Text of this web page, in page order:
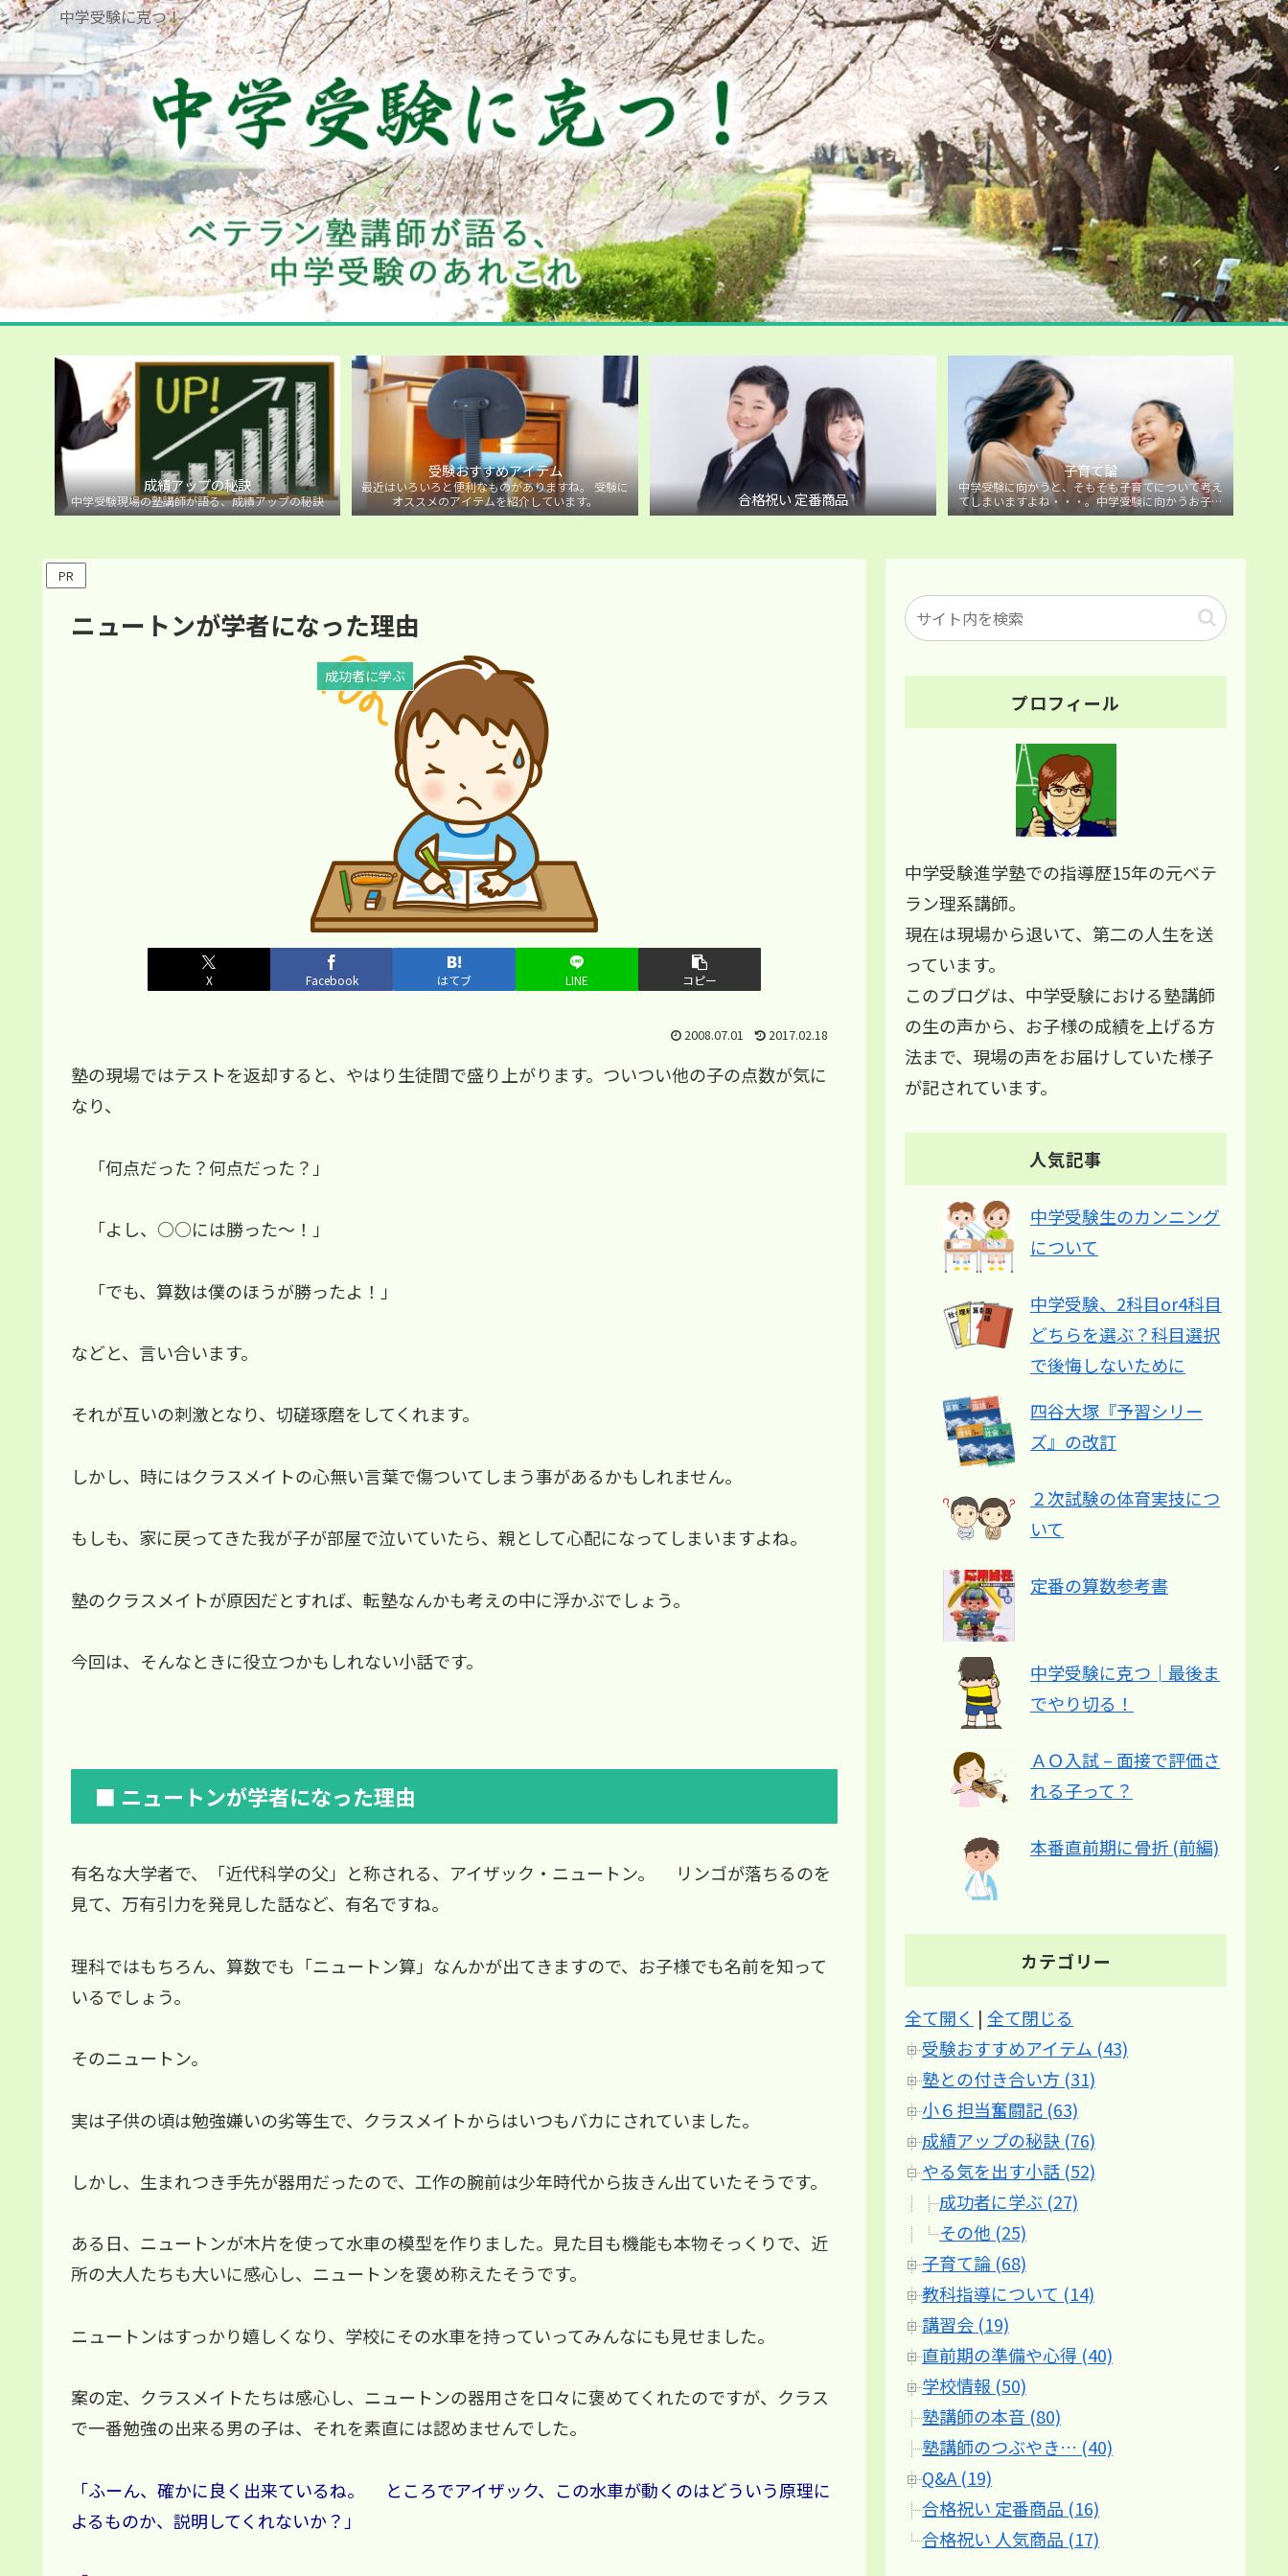
中学受験に克つ！
成績アップの秘訣
中学受験現場の塾講師が語る、成績アップの秘訣
受験おすすめアイテム
最近はいろいろと便利なものがありますね。 受験に
オススメのアイテムを紹介しています。
合格祝い 定番商品
子育て論
中学受験に向かうと、そもそも子育てについて考え
てしまいますよね・・・。中学受験に向かうお子様
を持つ保護者の方に向けた子育て論について。
PR
ニュートンが学者になった理由
成功者に学ぶ
X Facebook はてブ LINE コピー
2008.07.01 2017.02.18
塾の現場ではテストを返却すると、やはり生徒間で盛り上がります。ついつい他の子の点数が気に
なり、
「何点だった？何点だった？」
「よし、○○には勝った～！」
「でも、算数は僕のほうが勝ったよ！」
などと、言い合います。
それが互いの刺激となり、切磋琢磨をしてくれます。
しかし、時にはクラスメイトの心無い言葉で傷ついてしまう事があるかもしれません。
もしも、家に戻ってきた我が子が部屋で泣いていたら、親として心配になってしまいますよね。
塾のクラスメイトが原因だとすれば、転塾なんかも考えの中に浮かぶでしょう。
今回は、そんなときに役立つかもしれない小話です。
■ ニュートンが学者になった理由
有名な大学者で、「近代科学の父」と称される、アイザック・ニュートン。 リンゴが落ちるのを
見て、万有引力を発見した話など、有名ですね。
理科ではもちろん、算数でも「ニュートン算」なんかが出てきますので、お子様でも名前を知って
いるでしょう。
そのニュートン。
実は子供の頃は勉強嫌いの劣等生で、クラスメイトからはいつもバカにされていました。
しかし、生まれつき手先が器用だったので、工作の腕前は少年時代から抜きん出ていたそうです。
ある日、ニュートンが木片を使って水車の模型を作りました。見た目も機能も本物そっくりで、近
所の大人たちも大いに感心し、ニュートンを褒め称えたそうです。
ニュートンはすっかり嬉しくなり、学校にその水車を持っていってみんなにも見せました。
案の定、クラスメイトたちは感心し、ニュートンの器用さを口々に褒めてくれたのですが、クラス
で一番勉強の出来る男の子は、それを素直には認めませんでした。
「ふーん、確かに良く出来ているね。 ところでアイザック、この水車が動くのはどういう原理に
よるものか、説明してくれないか？」
プロフィール
中学受験進学塾での指導歴15年の元ベテ
ラン理系講師。
現在は現場から退いて、第二の人生を送
っています。
このブログは、中学受験における塾講師
の生の声から、お子様の成績を上げる方
法まで、現場の声をお届けしていた様子
が記されています。
人気記事
中学受験生のカンニング
について
中学受験、2科目or4科目
どちらを選ぶ？科目選択
で後悔しないために
四谷大塚『予習シリー
ズ』の改訂
２次試験の体育実技につ
いて
定番の算数参考書
中学受験に克つ│最後ま
でやり切る！
ＡＯ入試 – 面接で評価さ
れる子って？
本番直前期に骨折 (前編)
カテゴリー
全て開く | 全て閉じる
受験おすすめアイテム (43)
塾との付き合い方 (31)
小６担当奮闘記 (63)
成績アップの秘訣 (76)
やる気を出す小話 (52)
成功者に学ぶ (27)
その他 (25)
子育て論 (68)
教科指導について (14)
講習会 (19)
直前期の準備や心得 (40)
学校情報 (50)
塾講師の本音 (80)
塾講師のつぶやき… (40)
Q&A (19)
合格祝い 定番商品 (16)
合格祝い 人気商品 (17)